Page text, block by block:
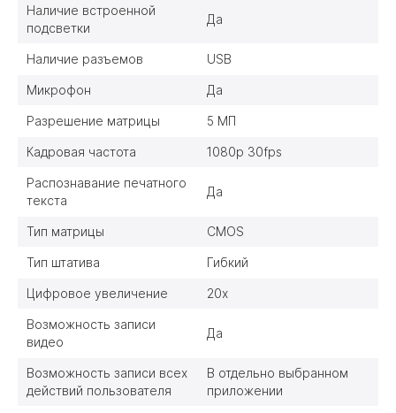
Наличие встроенной
подсветки
Да
Наличие разъемов USB
Микрофон Да
Разрешение матрицы 5 МП
Кадровая частота 1080p 30fps
Распознавание печатного
текста
Да
Тип матрицы CMOS
Тип штатива Гибкий
Цифровое увеличение 20х
Возможность записи
видео
Да
Возможность записи всех
действий пользователя
В отдельно выбранном
приложении